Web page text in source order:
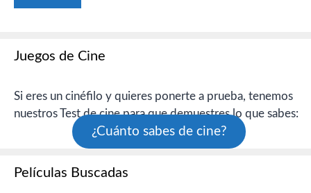
Juegos de Cine
Si eres un cinéfilo y quieres ponerte a prueba, tenemos
nuestros Test de cine para que demuestres lo que sabes:
¿Cuánto sabes de cine?
Películas Buscadas